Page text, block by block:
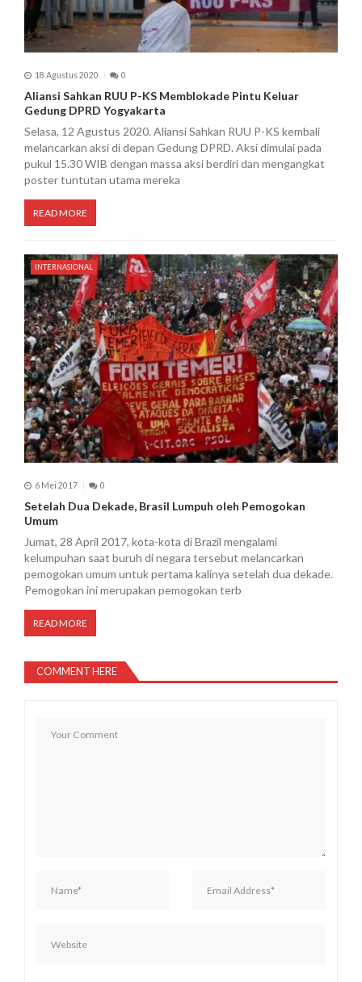
18 Agustus 2020 0
Aliansi Sahkan RUU P-KS Memblokade Pintu Keluar
Gedung DPRD Yogyakarta
Selasa, 12 Agustus 2020. Aliansi Sahkan RUU P-KS kembali
melancarkan aksi di depan Gedung DPRD. Aksi dimulai pada
pukul 15.30 WIB dengan massa aksi berdiri dan mengangkat
poster tuntutan utama mereka
READ MORE
INTERNASIONAL
6 Mei 2017 0
Setelah Dua Dekade, Brasil Lumpuh oleh Pemogokan
Umum
Jumat, 28 April 2017, kota-kota di Brazil mengalami
kelumpuhan saat buruh di negara tersebut melancarkan
pemogokan umum untuk pertama kalinya setelah dua dekade.
Pemogokan ini merupakan pemogokan terb
READ MORE
COMMENT HERE